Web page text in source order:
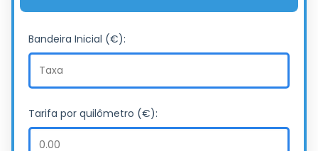
Bandeira Inicial (€):
Tarifa por quilômetro (€):